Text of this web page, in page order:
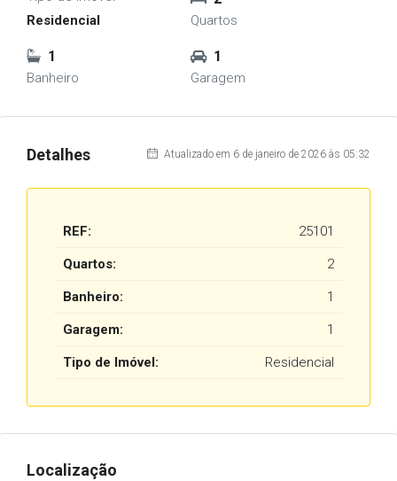
Residencial
Quartos
1
Banheiro
1
Garagem
Detalhes Atualizado em 6 de janeiro de 2026 às 05:32
REF: 25101
Quartos: 2
Banheiro: 1
Garagem: 1
Tipo de Imóvel: Residencial
Localização